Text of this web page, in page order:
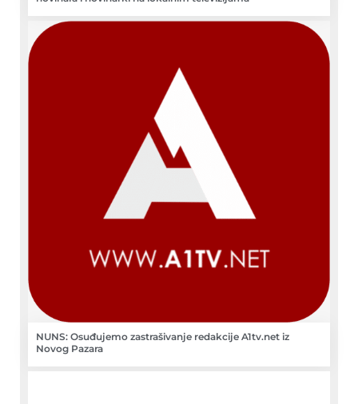
NUNS: Osuđujemo zastrašivanje redakcije A1tv.net iz
Novog Pazara